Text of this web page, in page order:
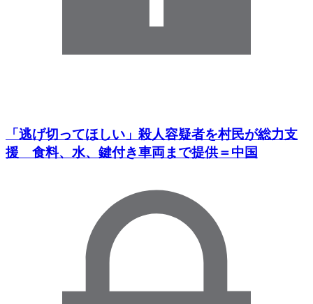
「逃げ切ってほしい」殺人容疑者を村民が総力支
援 食料、水、鍵付き車両まで提供＝中国